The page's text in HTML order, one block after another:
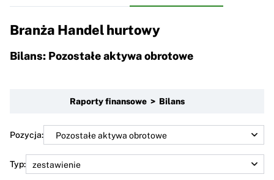
Branża Handel hurtowy
Bilans: Pozostałe aktywa obrotowe
Raporty finansowe > Bilans
Pozycja:
Typ: